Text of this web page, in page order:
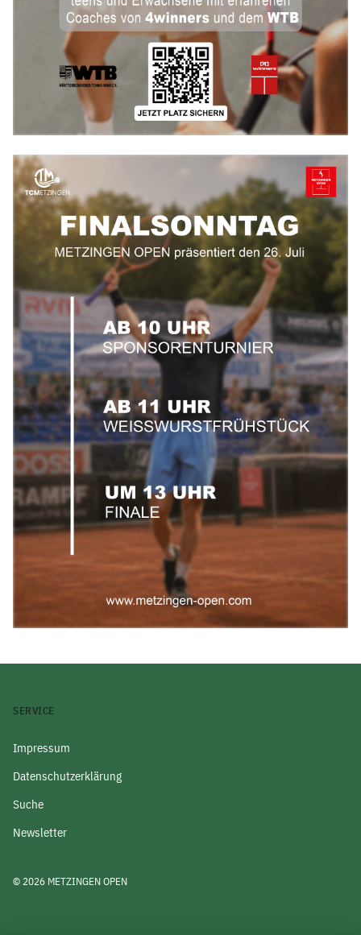
SERVICE
Impressum
Datenschutzerklärung
Suche
Newsletter
© 2026 METZINGEN OPEN